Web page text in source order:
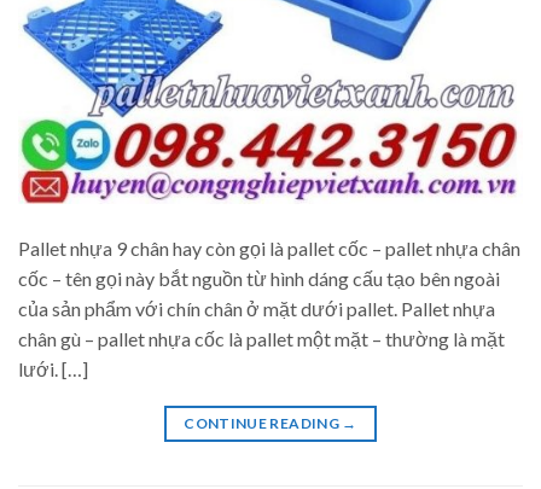
Pallet nhựa 9 chân hay còn gọi là pallet cốc – pallet nhựa chân
cốc – tên gọi này bắt nguồn từ hình dáng cấu tạo bên ngoài
của sản phẩm với chín chân ở mặt dưới pallet. Pallet nhựa
chân gù – pallet nhựa cốc là pallet một mặt – thường là mặt
lưới. […]
CONTINUE READING →